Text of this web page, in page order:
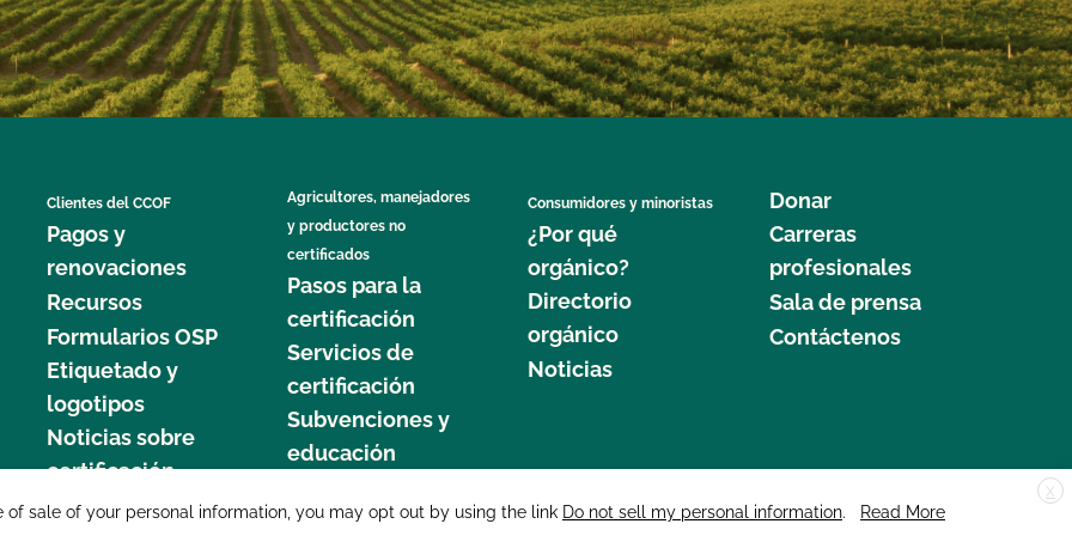
Clientes del CCOF
Pagos y
renovaciones
Recursos
Formularios OSP
Etiquetado y
logotipos
Noticias sobre
certificación
Agricultores, manejadores
y productores no
certificados
Pasos para la
certificación
Servicios de
certificación
Subvenciones y
educación
Consumidores y minoristas
¿Por qué
orgánico?
Directorio
orgánico
Noticias
Donar
Carreras
profesionales
Sala de prensa
Contáctenos
877 Cedar Street, Suite 248, Santa Cruz, CA 95060 © 2025 CCOF.org
X
sale of your personal information, you may opt out by using the link Do not sell my personal information. Read More